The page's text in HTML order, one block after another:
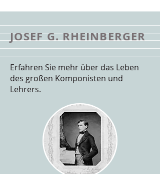
JOSEF G. RHEINBERGER
Erfahren Sie mehr über das Leben
des großen Komponisten und
Lehrers.